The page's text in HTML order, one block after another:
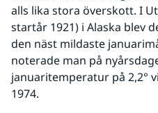
alls lika stora överskott. I
startår 1921) i Alaska blev
den näst mildaste
noterade man på
januaritemperatur på 2,2°
1974.